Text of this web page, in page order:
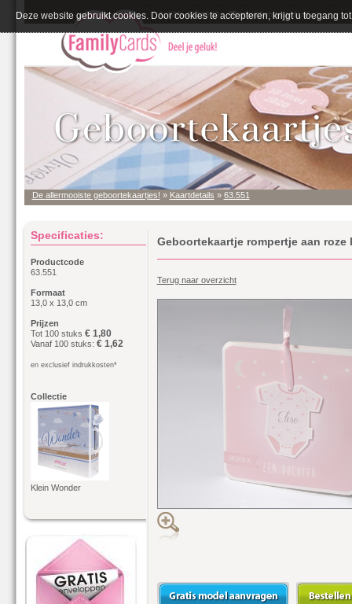
De allermooiste geboortekaartjes! » Kaartdetails » 63.551
Geboortekaartje rompertje aan roze
Terug naar overzicht
Specificaties:
Productcode
63.551
Formaat
13,0 x 13,0 cm
Prijzen
Tot 100 stuks € 1,80
Vanaf 100 stuks: € 1,62
en exclusief indrukkosten*
Collectie
Klein Wonder
Deze website gebruikt cookies. Door cookies te accepteren, krijgt u toegang